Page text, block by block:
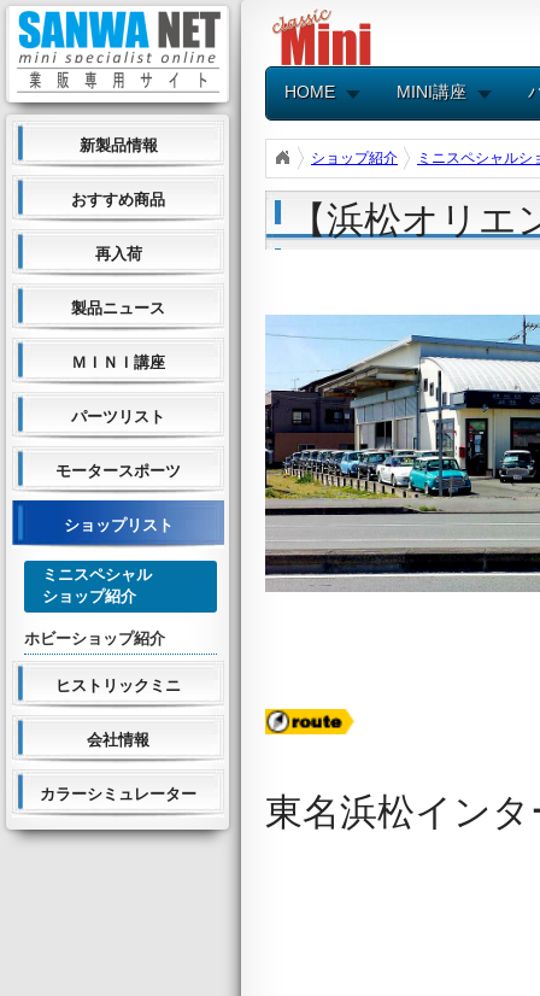
新製品情報
おすすめ商品
再入荷
製品ニュース
ＭＩＮＩ講座
パーツリスト
モータースポーツ
ショップリスト
ミニスペシャル
ショップ紹介
ホビーショップ紹介
ヒストリックミニ
会社情報
カラーシミュレーター
HOME MINI講座
ショップ紹介 ミニスペシャル
【浜松オリ
東名浜松イン